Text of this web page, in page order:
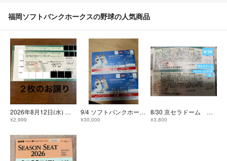
福岡ソフトバンクホークスの野球の人気商品
2026年8月12日(水) 福岡ソフトバンク×千葉ロッテ みずほPayPayドーム福岡 A内野指定席 2枚
¥2,999
9/4 ソフトバンクホークス vs 埼玉西武 コカ・コーラシートS 2連番 PayPayドーム
¥30,000
8/30 京セラドーム ホークス ビジター席 2枚セット
¥3,800